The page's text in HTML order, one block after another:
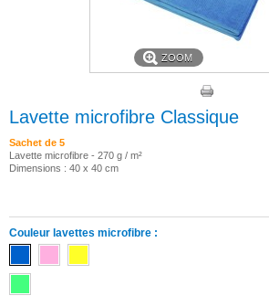
ZOOM
Lavette microfibre Classique
Sachet de 5
Lavette microfibre - 270 g / m²
Dimensions : 40 x 40 cm
Couleur lavettes microfibre :